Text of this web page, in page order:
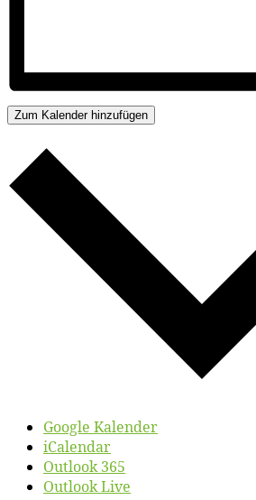
Zum Kalender hinzufügen
Google Kalender
iCalendar
Outlook 365
Outlook Live